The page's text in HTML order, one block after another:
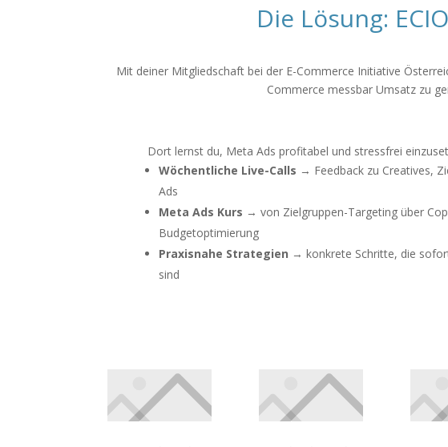
Die Lösung:
Mit deiner Mitgliedschaft bei der E-Commerce Initiative
Commerce messbar Umsatz zu
Dort lernst du, Meta Ads profitabel und stressfrei
Wöchentliche Live-Calls → Feedback zu Creatives,
Ads
Meta Ads Kurs → von Zielgruppen-Targeting über
Budgetoptimierung
Praxisnahe Strategien → konkrete Schritte, die
sind